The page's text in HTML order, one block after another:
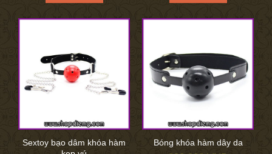
Sextoy bạo dâm khóa hàm
Bóng khóa hàm dây da